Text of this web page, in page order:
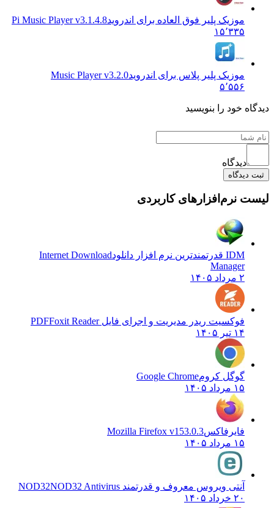
موزیک پلیر فوق العاده برای اندرویدPi Music Player v3.1.4.8
۱۵٬۳۳۵
موزیک پلیر پلاس برای اندرویدMusic Player v3.2.0
۵٬۵۵۶
دیدگاه خود را بنویسید
دیدگاه
ثبت دیدگاه
لیست نرم‌افزارهای کاربردی
IDM قدرتمندترین نرم افزار دانلود
Internet Download
Manager
۲ مرداد ۱۴۰۵
فوکسیت ریدر مدیریت و اجرای فایل PDFFoxit Reader
۱۴ تیر ۱۴۰۵
گوگل کرومGoogle Chrome
۱۵ مرداد ۱۴۰۵
فایرفاکسMozilla Firefox v153.0.3
۱۵ مرداد ۱۴۰۵
آنتی ویروس معروف و قدرتمند NOD32 NOD32 Antivirus
۲۰ خرداد ۱۴۰۵